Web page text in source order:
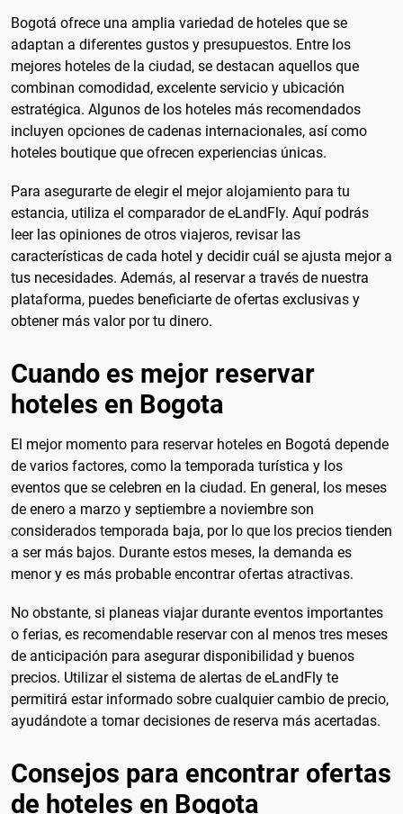
Bogotá ofrece una amplia variedad de hoteles que se
adaptan a diferentes gustos y presupuestos. Entre los
mejores hoteles de la ciudad, se destacan aquellos que
combinan comodidad, excelente servicio y ubicación
estratégica. Algunos de los hoteles más recomendados
incluyen opciones de cadenas internacionales, así como
hoteles boutique que ofrecen experiencias únicas.
Para asegurarte de elegir el mejor alojamiento para tu
estancia, utiliza el comparador de eLandFly. Aquí podrás
leer las opiniones de otros viajeros, revisar las
características de cada hotel y decidir cuál se ajusta mejor a
tus necesidades. Además, al reservar a través de nuestra
plataforma, puedes beneficiarte de ofertas exclusivas y
obtener más valor por tu dinero.
Cuando es mejor reservar
hoteles en Bogota
El mejor momento para reservar hoteles en Bogotá depende
de varios factores, como la temporada turística y los
eventos que se celebren en la ciudad. En general, los meses
de enero a marzo y septiembre a noviembre son
considerados temporada baja, por lo que los precios tienden
a ser más bajos. Durante estos meses, la demanda es
menor y es más probable encontrar ofertas atractivas.
No obstante, si planeas viajar durante eventos importantes
o ferias, es recomendable reservar con al menos tres meses
de anticipación para asegurar disponibilidad y buenos
precios. Utilizar el sistema de alertas de eLandFly te
permitirá estar informado sobre cualquier cambio de precio,
ayudándote a tomar decisiones de reserva más acertadas.
Consejos para encontrar ofertas
de hoteles en Bogota